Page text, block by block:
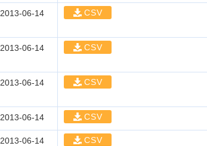
2013-06-14 CSV
2013-06-14 CSV
2013-06-14 CSV
2013-06-14 CSV
2013-06-14 CSV